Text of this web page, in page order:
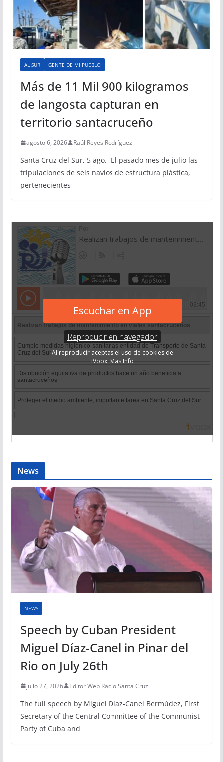
AL SUR GENTE DE MI PUEBLO
Más de 11 Mil 900 kilogramos
de langosta capturan en
territorio santacruceño
agosto 6, 2026 Raúl Reyes Rodríguez
Santa Cruz del Sur, 5 ago.- El pasado mes de julio las
tripulaciones de seis navíos de estructura plástica,
pertenecientes
News
NEWS
Speech by Cuban President
Miguel Díaz-Canel in Pinar del
Rio on July 26th
julio 27, 2026 Editor Web Radio Santa Cruz
The full speech by Miguel Díaz-Canel Bermúdez, First
Secretary of the Central Committee of the Communist
Party of Cuba and